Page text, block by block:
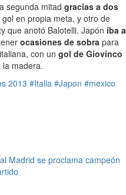
segunda mitad gracias a dos
en propia meta, y otro de
que anotó Balotelli. Japón iba a
ocasiones de sobra para
con un gol de Giovinco
madera.
2013 #Italia #Japon #mexico
Madrid se proclama campeón